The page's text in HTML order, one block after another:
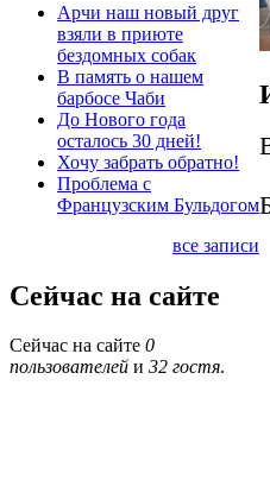
Арчи наш новый друг
взяли в приюте
бездомных собак
В память о нашем
барбосе Чаби
До Нового года
осталось 30 дней!
Хочу забрать обратно!
Проблема с
Французским Бульдогом
все записи
Сейчас на сайте
Сейчас на сайте 0
пользователей и 32 гостя.